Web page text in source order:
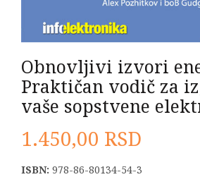
Obnovljivi izvori
Praktičan vodič za
vaše sopstvene
1.450,00 RSD
ISBN: 978-86-80134-54-3